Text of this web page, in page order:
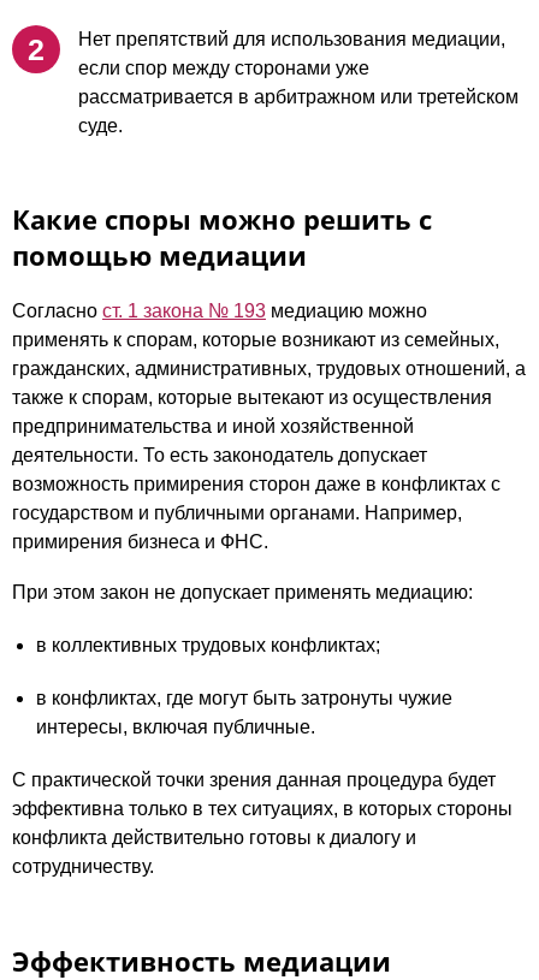
Нет препятствий для использования медиации,
если спор между сторонами уже
рассматривается в арбитражном или третейском
суде.
Какие споры можно решить с
помощью медиации
Согласно ст. 1 закона № 193 медиацию можно
применять к спорам, которые возникают из семейных,
гражданских, административных, трудовых отношений, а
также к спорам, которые вытекают из осуществления
предпринимательства и иной хозяйственной
деятельности. То есть законодатель допускает
возможность примирения сторон даже в конфликтах с
государством и публичными органами. Например,
примирения бизнеса и ФНС.
При этом закон не допускает применять медиацию:
в коллективных трудовых конфликтах;
в конфликтах, где могут быть затронуты чужие
интересы, включая публичные.
С практической точки зрения данная процедура будет
эффективна только в тех ситуациях, в которых стороны
конфликта действительно готовы к диалогу и
сотрудничеству.
Эффективность медиации